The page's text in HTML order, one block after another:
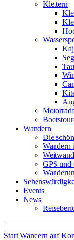
Klettern
Wandern
Die
Wandern
GPS und
Events
News
Start Wandern auf